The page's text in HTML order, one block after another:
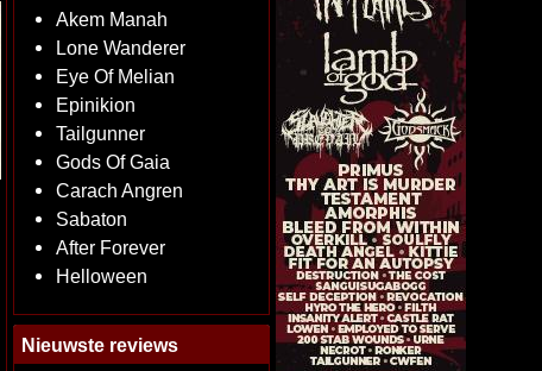
Akem Manah
Lone Wanderer
Eye Of Melian
Epinikion
Tailgunner
Gods Of Gaia
Carach Angren
Sabaton
After Forever
Helloween
Nieuwste reviews